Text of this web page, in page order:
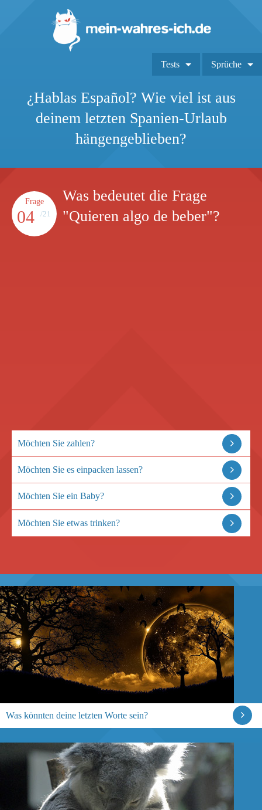
Tests Sprüche
¿Hablas Español? Wie viel ist aus
deinem letzten Spanien-Urlaub
hängengeblieben?
Frage
04 /21
Was bedeutet die Frage
"Quieren algo de beber"?
Möchten Sie zahlen?
Möchten Sie es einpacken lassen?
Möchten Sie ein Baby?
Möchten Sie etwas trinken?
Was könnten deine letzten Worte sein?